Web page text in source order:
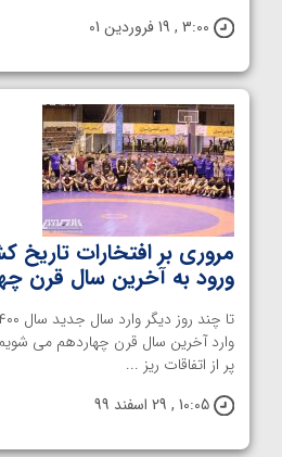
3:00 , 19 فروردین 01
مروری بر افتخارات تاریخ
ورود به آخرین سال قرن
وارد آخرین سال قرن چهاردهم می
پر از اتفاقات ریز ...
10:05 , 29 اسفند 99